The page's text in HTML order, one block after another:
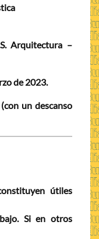
Arquitectura –
de 2023.
un descanso
útiles
Si en otros